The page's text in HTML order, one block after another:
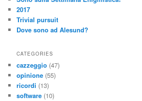
2017
Trivial pursuit
Dove sono ad Alesund?
CATEGORIES
cazzeggio (47)
opinione (55)
ricordi (13)
software (10)